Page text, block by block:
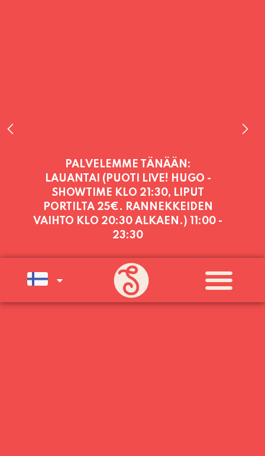
PALVELEMME TÄNÄÄN:
LAUANTAI (PUOTI LIVE! HUGO -
SHOWTIME KLO 21:30, LIPUT
PORTILTA 25€. RANNEKKEIDEN
VAIHTO KLO 20:30 ALKAEN.)
11:00 -
23:30
PALVELEMME PÄIVITTÄIN (MA-SU
KLO 11-21) SUNNUNTAIHIN 16.8.
SAAKKA JONKA JÄLKEEN OLEMME
AVOINNA VIIKONLOPPUISIN (PE-